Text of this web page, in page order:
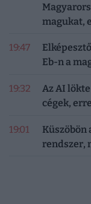
magukat,
19:47
Eb-n a
19:32
Az AI
cégek,
19:01
Küszöbön
rendszer,